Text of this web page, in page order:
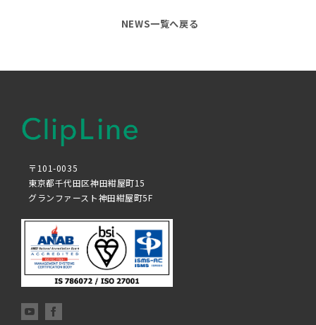
NEWS一覧へ戻る
〒101-0035
東京都千代田区神田紺屋町15
グランファースト神田紺屋町5F